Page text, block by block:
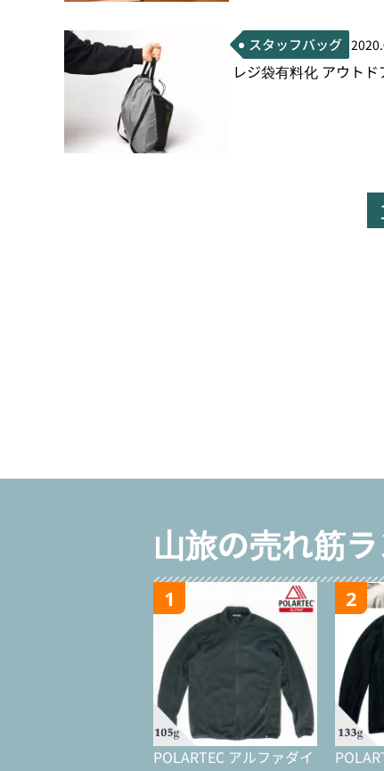
スタッフバッグ
レジ袋有料化 アウト
山旅の売れ筋
1
POLARTEC アルファダイ
2